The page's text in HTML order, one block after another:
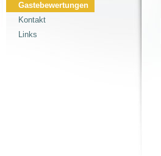
Gastebewertungen
Kontakt
Links